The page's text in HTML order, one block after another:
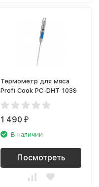
Термометр для мяса
Profi Cook PC-DHT 1039
1 490₽
В наличии
Посмотреть